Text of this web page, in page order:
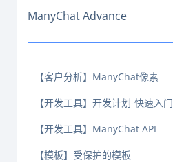
ManyChat Advance
【客户分析】ManyChat像素
【开发工具】开发计划-快速入门
【开发工具】ManyChat API
【模板】受保护的模板